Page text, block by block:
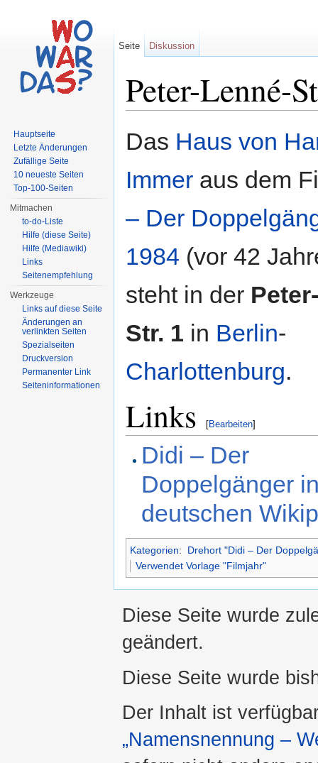
Peter-Lenné-
Das Haus von
Immer aus dem
– Der
1984 (vor 42
steht in der
Str. 1 in Berlin-
Charlottenburg.
Links [Bearbeiten]
Didi – Der
Doppelgänger
deutschen
Kategorien:
Drehort "Didi – Der
Verwendet Vorlage "Filmjahr"
Seite Diskussion
Hauptseite
Letzte Änderungen
Zufällige Seite
10 neueste Seiten
Top-100-Seiten
Mitmachen
to-do-Liste
Hilfe (diese Seite)
Hilfe (Mediawiki)
Links
Seitenempfehlung
Werkzeuge
Links auf diese Seite
Änderungen an
verlinkten Seiten
Spezialseiten
Druckversion
Permanenter Link
Seiteninformationen
Diese Seite wurde
geändert.
Diese Seite wurde
Der Inhalt ist
„Namensnennung –